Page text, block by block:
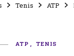
Tenis ATP
ATP TENIS